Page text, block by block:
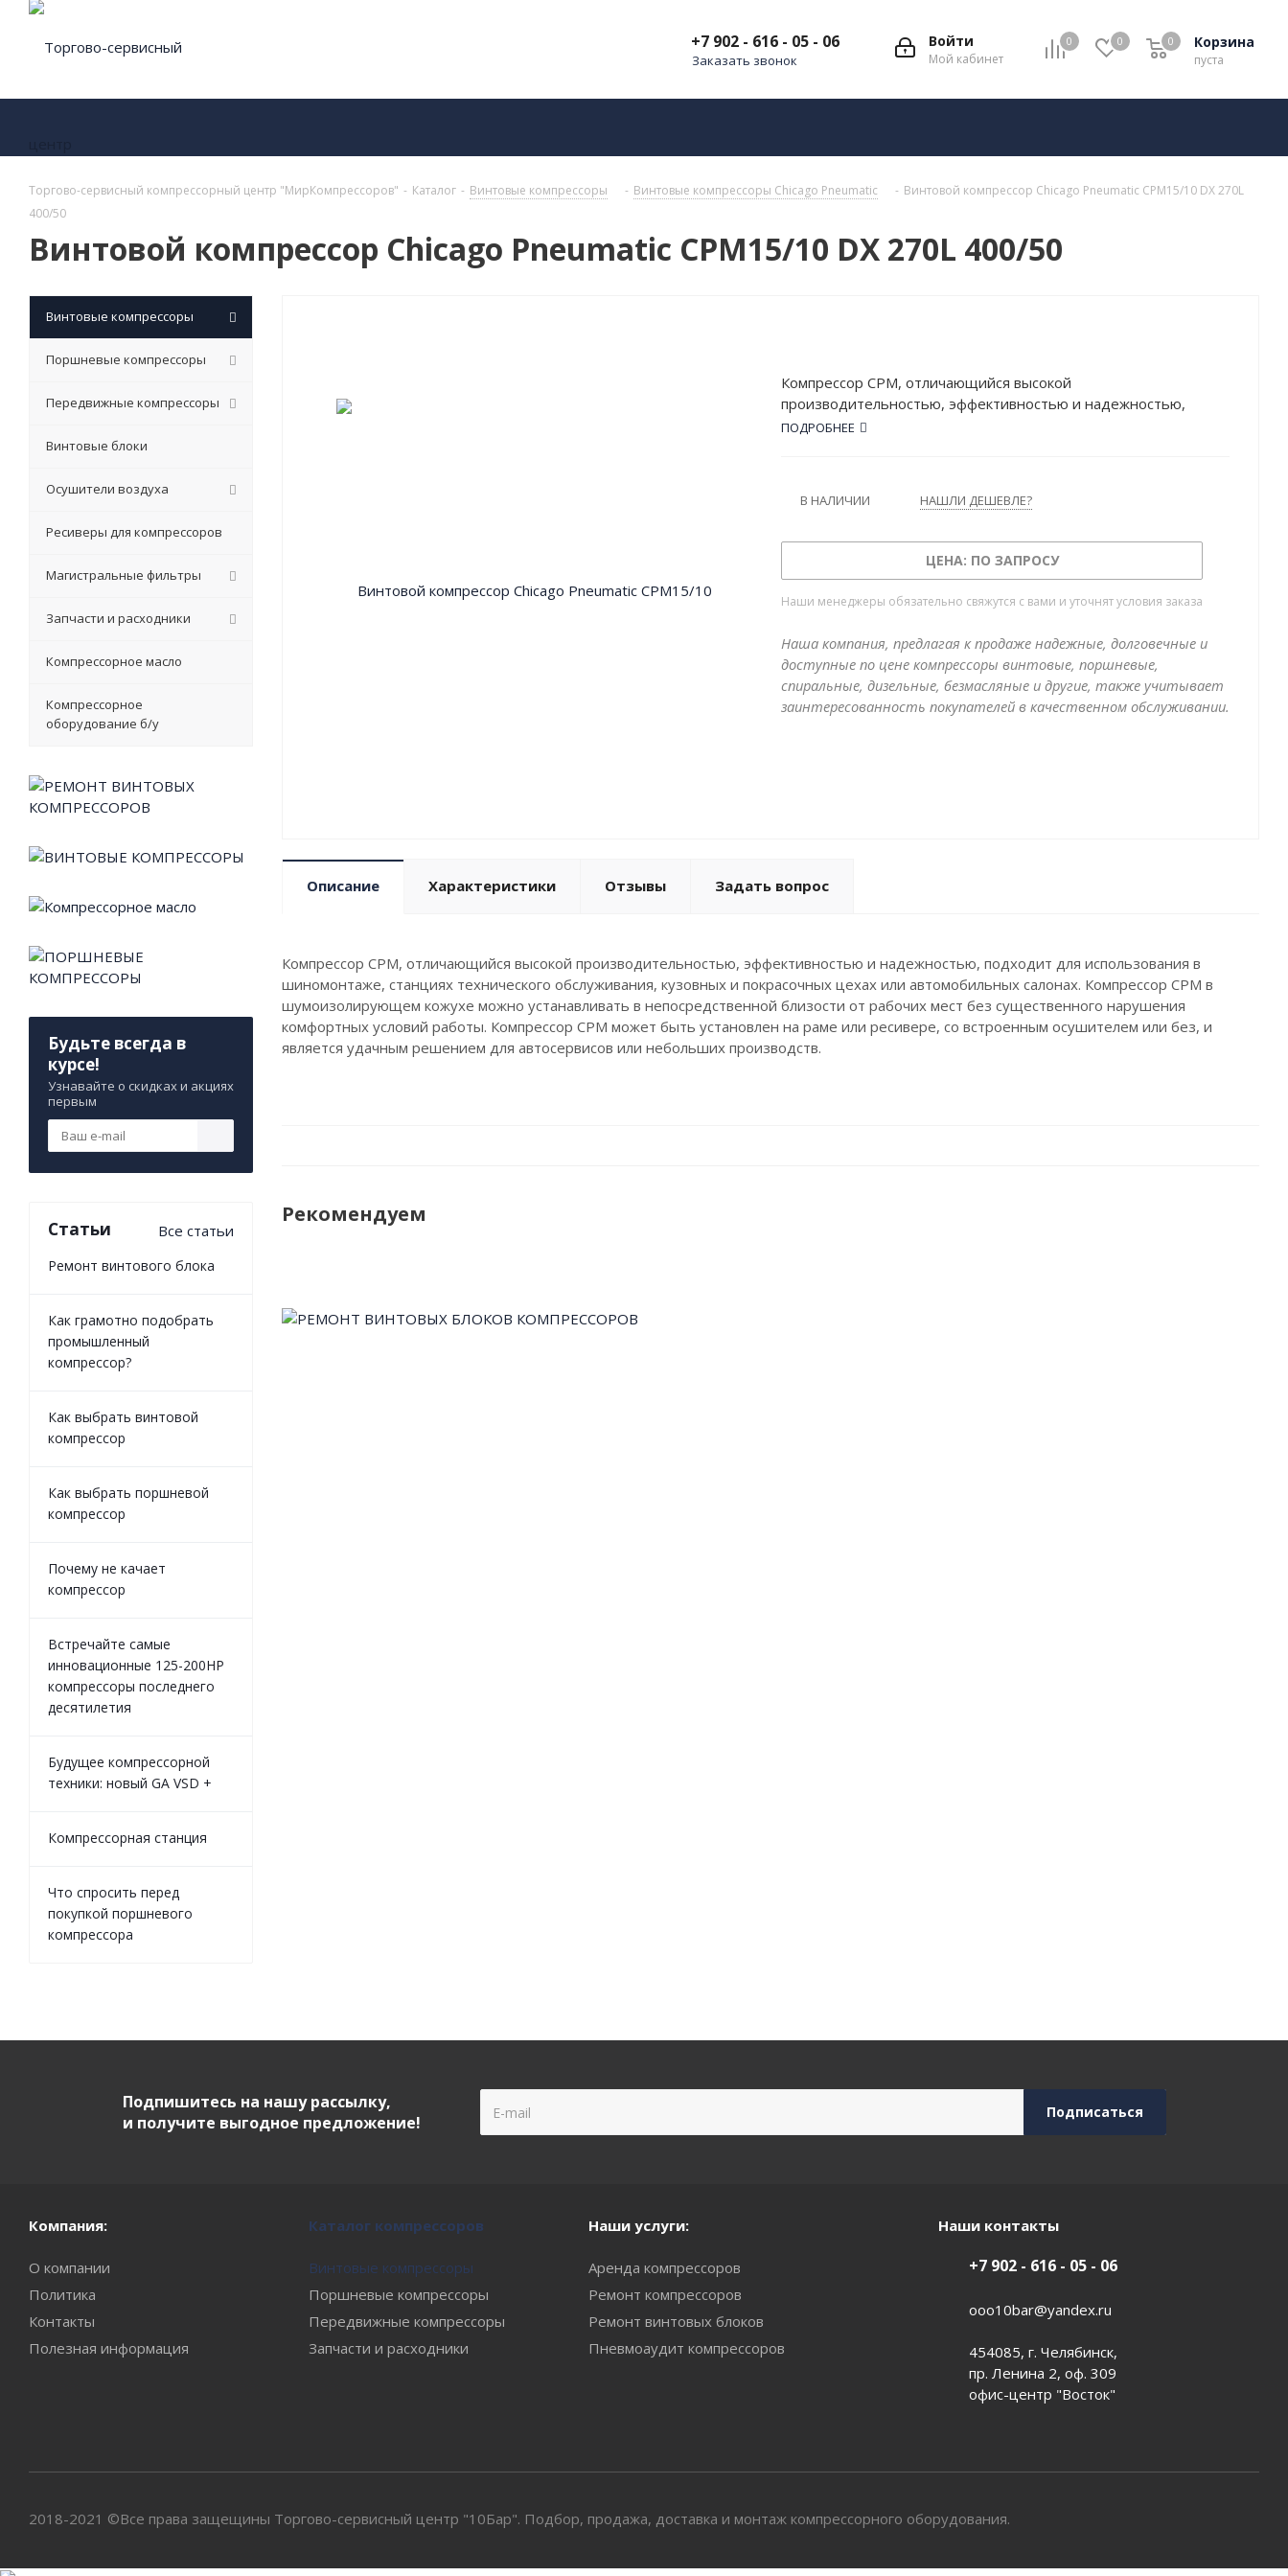
0 0 Корзина
пуста
0
Войти
Мой кабинет
+7 902 - 616 - 05 - 06
Заказать звонок
Торгово-сервисный компрессорный центр "МирКомпрессоров" - Каталог - Винтовые компрессоры - Винтовые компрессоры Chicago Pneumatic - Винтовой компрессор Chicago Pneumatic CPM15/10 DX 270L
400/50
Винтовой компрессор Chicago Pneumatic CPM15/10 DX 270L 400/50
Компрессор CPM, отличающийся высокой
производительностью, эффективностью и надежностью,
подходит для использования в шиномонтаже, станциях
рабочих мест без существенного нарушения комфортных
раме или ресивере, со встроенным осушителем или без, и
является удачным решением для автосервисов или небольших
производств.
ПОДРОБНЕЕ
В НАЛИЧИИ НАШЛИ ДЕШЕВЛЕ?
ЦЕНА: ПО ЗАПРОСУ
Наши менеджеры обязательно свяжутся с вами и уточнят условия заказа
Наша компания, предлагая к продаже надежные, долговечные и
доступные по цене компрессоры винтовые, поршневые,
спиральные, дизельные, безмасляные и другие, также учитывает
заинтересованность покупателей в качественном обслуживании.
Описание Характеристики Отзывы Задать вопрос
Компрессор CPM, отличающийся высокой производительностью, эффективностью и надежностью, подходит для использования в
шиномонтаже, станциях технического обслуживания, кузовных и покрасочных цехах или автомобильных салонах. Компрессор CPM в
шумоизолирующем кожухе можно устанавливать в непосредственной близости от рабочих мест без существенного нарушения
комфортных условий работы. Компрессор CPM может быть установлен на раме или ресивере, со встроенным осушителем или без, и
является удачным решением для автосервисов или небольших производств.
Рекомендуем
Винтовые компрессоры
Поршневые компрессоры
Передвижные компрессоры
Винтовые блоки
Осушители воздуха
Ресиверы для компрессоров
Магистральные фильтры
Запчасти и расходники
Компрессорное масло
Компрессорное
оборудование б/у
Будьте всегда в
курсе!
Узнавайте о скидках и акциях
первым
Статьи Все статьи
Ремонт винтового блока
Как грамотно подобрать
промышленный
компрессор?
Как выбрать винтовой
компрессор
Как выбрать поршневой
компрессор
Почему не качает
компрессор
Встречайте самые
инновационные 125-200HP
компрессоры последнего
десятилетия
Будущее компрессорной
техники: новый GA VSD +
Компрессорная станция
Что спросить перед
покупкой поршневого
компрессора
Подпишитесь на нашу рассылку,
и получите выгодное предложение!
Компания:
О компании
Политика
Контакты
Полезная информация
Каталог компрессоров
Винтовые компрессоры
Поршневые компрессоры
Передвижные компрессоры
Запчасти и расходники
Наши услуги:
Аренда компрессоров
Ремонт компрессоров
Ремонт винтовых блоков
Пневмоаудит компрессоров
Наши контакты
+7 902 - 616 - 05 - 06
ooo10bar@yandex.ru
454085, г. Челябинск,
пр. Ленина 2, оф. 309
офис-центр "Восток"
2018-2021 ©Все права защещины Торгово-сервисный центр "10Бар". Подбор, продажа, доставка и монтаж компрессорного оборудования.